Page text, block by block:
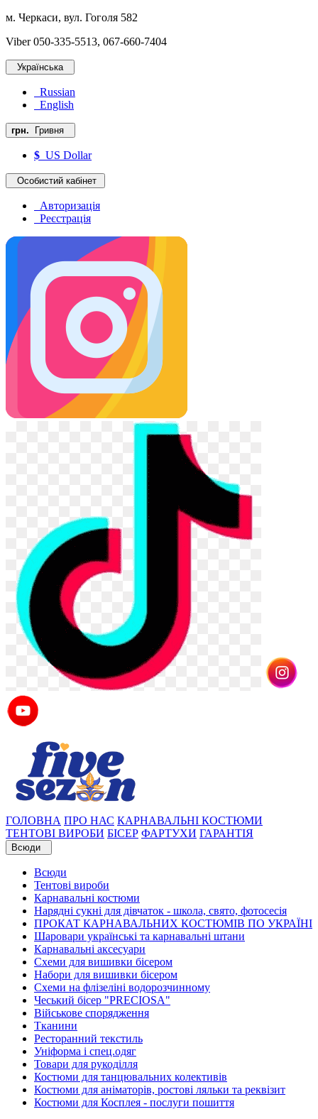
м. Черкаси, вул. Гоголя 582
Viber 050-335-5513, 067-660-7404
Українська
Russian
English
грн. Гривня
$ US Dollar
Особистий кабінет
Авторизація
Реєстрація
ГОЛОВНА ПРО НАС КАРНАВАЛЬНІ КОСТЮМИ
ТЕНТОВІ ВИРОБИ БІСЕР ФАРТУХИ ГАРАНТІЯ
Всюди
Всюди
Тентові вироби
Карнавальні костюми
Нарядні сукні для дівчаток - школа, свято, фотосесія
ПРОКАТ КАРНАВАЛЬНИХ КОСТЮМІВ ПО УКРАЇНІ
Шаровари українські та карнавальні штани
Карнавальні аксесуари
Схеми для вишивки бісером
Набори для вишивки бісером
Схеми на флізеліні водорозчинному
Чеський бісер "PRECIOSA"
Військове спорядження
Тканини
Ресторанний текстиль
Уніформа і спец.одяг
Товари для рукоділля
Костюми для танцювальних колективів
Костюми для аніматорів, ростові ляльки та реквізит
Костюми для Косплея - послуги пошиття